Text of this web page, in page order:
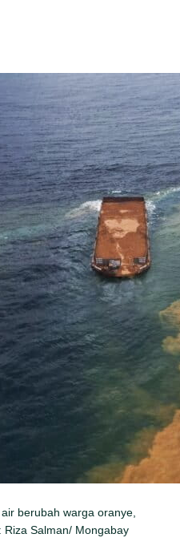
berubah warga oranye,
Salman/ Mongabay